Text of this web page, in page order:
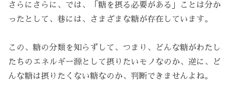
さらにさらに、では、「糖を摂る必要がある」ことは分か
ったとして、巷には、さまざまな糖が存在しています。
この、糖の分類を知らずして、つまり、どんな糖がわたし
たちのエネルギー源として摂りたいモノなのか、逆に、ど
んな糖は摂りたくない糖なのか、判断できませんよね。